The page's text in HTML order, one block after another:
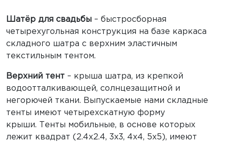
Шатёр для свадьбы – быстросборная
четырехугольная конструкция на базе каркаса
складного шатра с верхним эластичным
текстильным тентом.
Верхний тент – крыша шатра, из крепкой
водоотталкивающей, солнцезащитной и
негорючей ткани. Выпускаемые нами складные
тенты имеют четырехскатную форму
крыши. Тенты мобильные, в основе которых
лежит квадрат (2.4х2.4, 3х3, 4х4, 5х5), имеют